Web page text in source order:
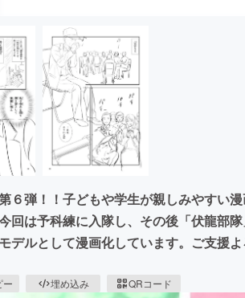
６弾！！子どもや学生が親しみやすい
は予科練に入隊し、その後「伏龍部隊
ルとして漫画化しています。ご支援よ
ー 埋め込み QRコード